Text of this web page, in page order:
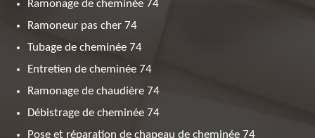
Ramonage de cheminée 74
Ramoneur pas cher 74
Tubage de cheminée 74
Entretien de cheminée 74
Ramonage de chaudière 74
Débistrage de cheminée 74
Pose et réparation de chapeau de cheminée 74